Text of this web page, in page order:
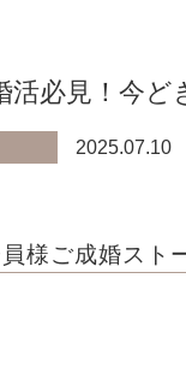
活必見！今ど
2025.07.10
様ご成婚スト